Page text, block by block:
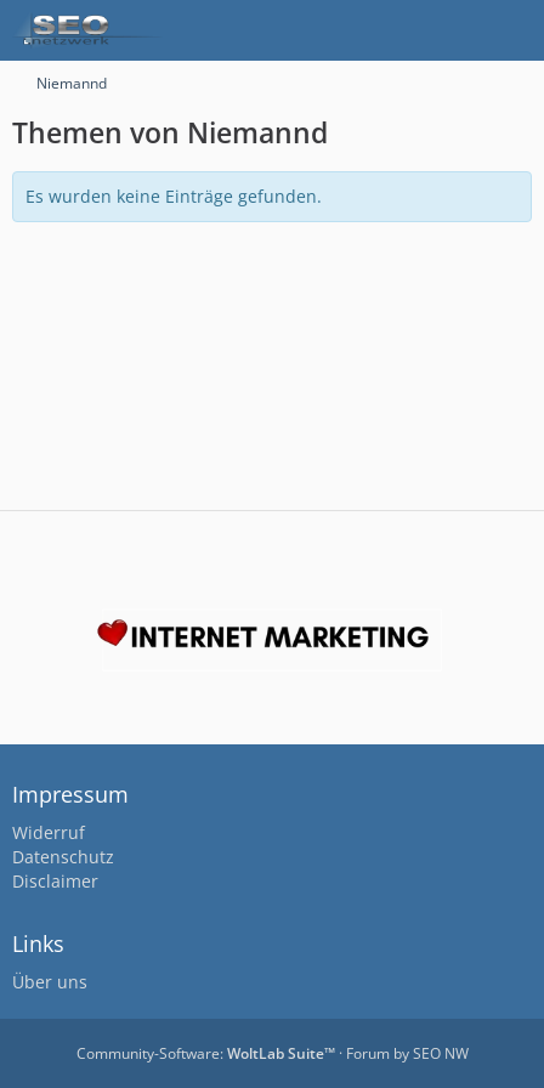
Niemannd
Themen von Niemannd
Es wurden keine Einträge gefunden.
Impressum
Widerruf
Datenschutz
Disclaimer
Links
Über uns
Community-Software:WoltLab Suite™· Forum bySEO NW